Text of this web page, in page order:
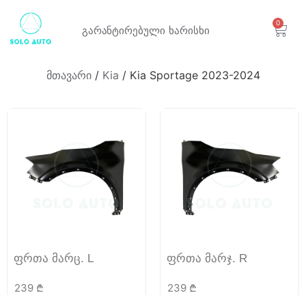
გარანტირებული ხარისხი
0
მთავარი/ Kia / Kia Sportage 2023-2024
ფრთა მარც. L
239 ₾
ფრთა მარჯ. R
239 ₾